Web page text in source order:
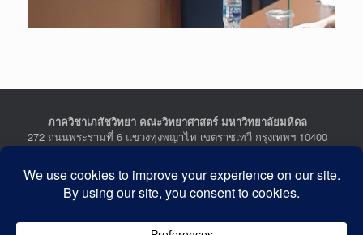
ภาควิชาเภสัชวิทยา คณะวิทยาศาสตร์ มหาวิทยาลัยมหิดล
272 ถนนพระรามที่ 6 แขวงทุ่งพญาไท เขตราชเทวี กรุงเทพฯ 10400
Department of Pharmacology, Faculty of Science, Mahidol
University
272 Rama VI Road, Ratchathewi District, Bangkok 10400
Tel : +662-201-5641-2, Fax : +662-354-7157